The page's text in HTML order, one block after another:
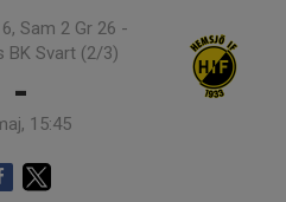
Sam 2 Gr 26 -
BK Svart (2/3)
-
15:45